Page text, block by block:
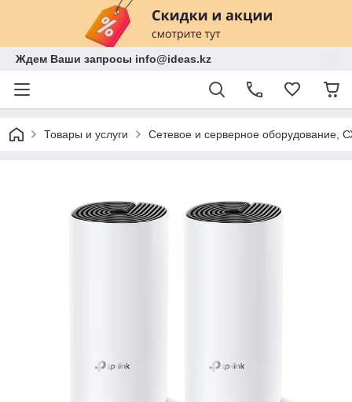
Ждем Ваши запросы info@ideas.kz
Товары и услуги Сетевое и серверное оборудование,